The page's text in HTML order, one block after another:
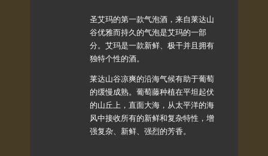
圣艾玛的第一款气泡酒，来自莱达山
谷优雅而持久的气泡是艾玛的一部
分。艾玛是一款新鲜、极干并且拥有
独特个性的酒。
莱达山谷凉爽的沿海气候有助于葡萄
的缓慢成熟。葡萄藤种植在平坦起伏
的山丘上，直面大海，从太平洋的海
风中接收所有的新鲜和复杂特性，增
强复杂、新鲜、强烈的芳香。